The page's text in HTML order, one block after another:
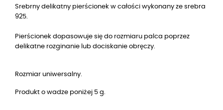
Srebrny delikatny pierścionek w całości wykonany ze srebra
925.
Pierścionek dopasowuje się do rozmiaru palca poprzez
delikatne rozginanie lub dociskanie obręczy.
Rozmiar uniwersalny.
Produkt o wadze poniżej 5 g.